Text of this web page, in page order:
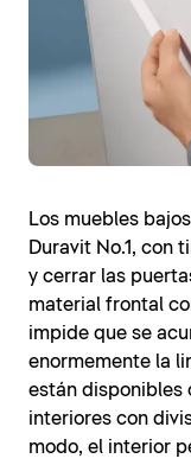
Los muebles
Duravit No.1, con
y cerrar las
material frontal
impide que se
enormemente la
están disponibles
interiores con
modo, el interior